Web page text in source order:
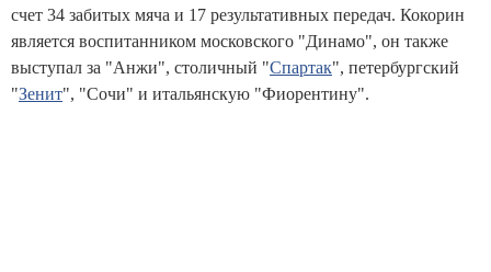
счет 34 забитых мяча и 17 результативных передач. Кокорин
является воспитанником московского "Динамо", он также
выступал за "Анжи", столичный "Спартак", петербургский
"Зенит", "Сочи" и итальянскую "Фиорентину".